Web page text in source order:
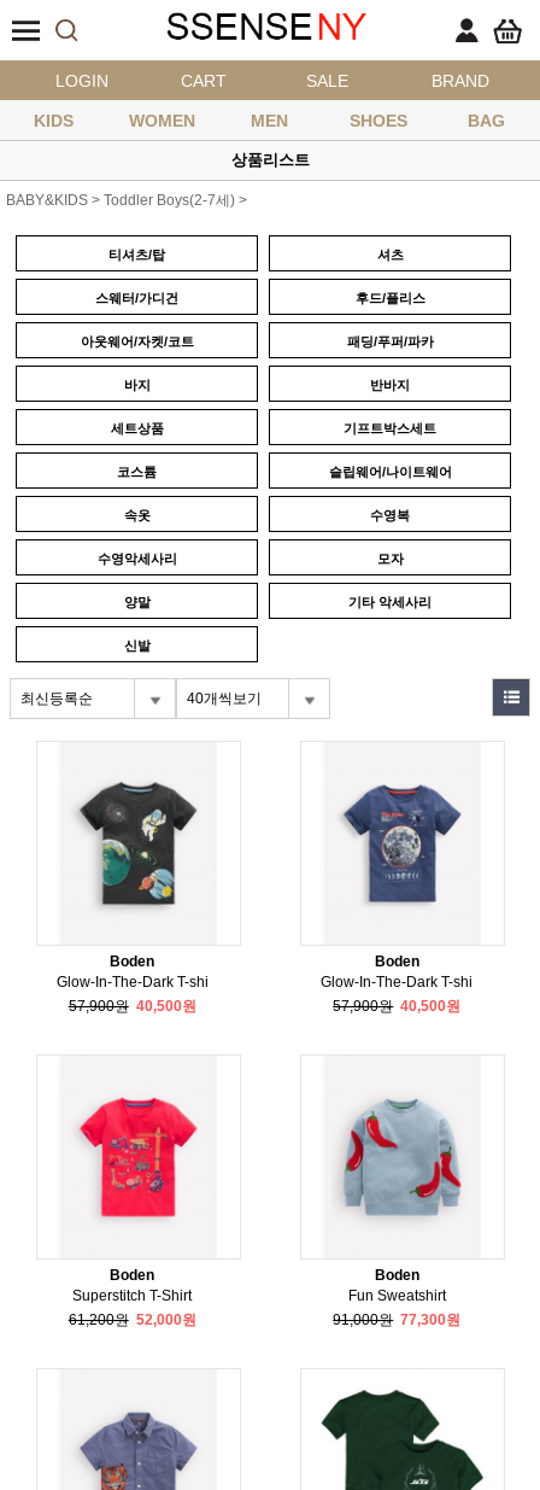
LOGIN CART SALE BRAND
KIDS WOMEN MEN SHOES BAG
상품리스트
BABY&KIDS > Toddler Boys(2-7세) >
티셔츠/탑 셔츠
스웨터/가디건 후드/플리스
아웃웨어/자켓/코트 패딩/푸퍼/파카
바지 반바지
세트상품 기프트박스세트
코스튬 슬립웨어/나이트웨어
속옷 수영복
수영악세사리 모자
양말 기타 악세사리
신발
최신등록순 40개씩보기
Boden
Glow-In-The-Dark T-shi
57,900원 40,500원
Boden
Glow-In-The-Dark T-shi
57,900원 40,500원
Boden
Superstitch T-Shirt
61,200원 52,000원
Boden
Fun Sweatshirt
91,000원 77,300원